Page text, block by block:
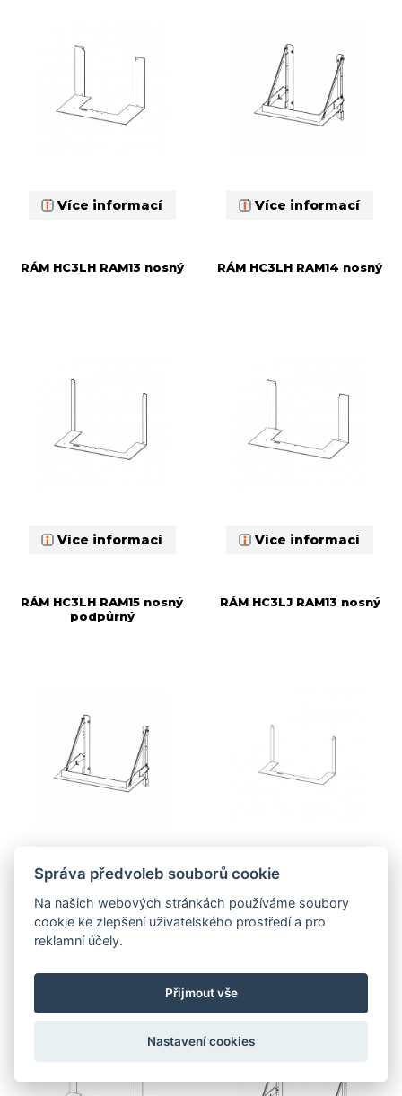
Více informací Více informací
RÁM HC3LH RAM13 nosný
Více informací
RÁM HC3LH RAM14 nosný
Více informací
RÁM HC3LH RAM15 nosný
podpůrný
Více informací
RÁM HC3LJ RAM13 nosný
Více informací
RÁM HC3LJ RAM14 nosný
Správa předvoleb souborů cookie
Na našich webových stránkách používáme soubory
cookie ke zlepšení uživatelského prostředí a pro
reklamní účely.
Přijmout vše
Nastavení cookies